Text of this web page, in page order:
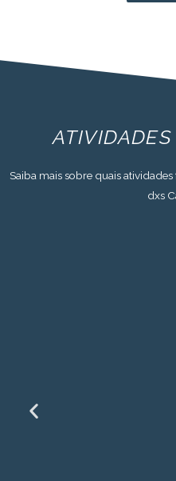
Saiba mais sobre quais
dxs